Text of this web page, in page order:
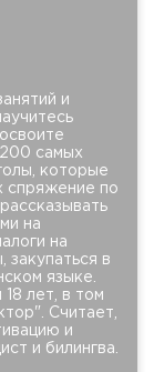
и
самых
которые
спряжение по
на
на
в
языке.
лет, в том
Считает,
и
и билингва.